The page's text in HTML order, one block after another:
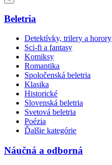
Beletria
Detektívky, trilery a horory
Sci-fi a fantasy
Komiksy
Romantika
Spoločenská beletria
Klasika
Historické
Slovenská beletria
Svetová beletria
Poézia
Ďalšie kategórie
Náučná a odborná